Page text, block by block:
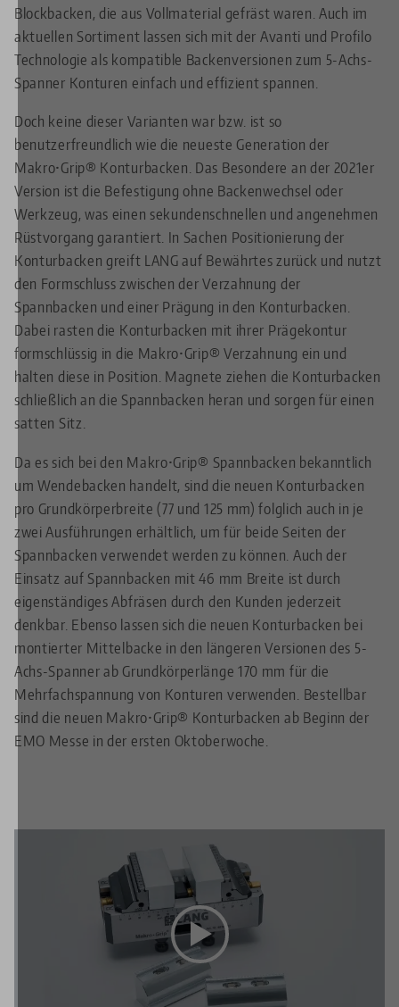
Blockbacken, die aus Vollmaterial gefräst waren. Auch im
aktuellen Sortiment lassen sich mit der Avanti und Profilo
Technologie als kompatible Backenversionen zum 5-Achs-
Spanner Konturen einfach und effizient spannen.
Doch keine dieser Varianten war bzw. ist so
benutzerfreundlich wie die neueste Generation der
Makro•Grip® Konturbacken. Das Besondere an der 2021er
Version ist die Befestigung ohne Backenwechsel oder
Werkzeug, was einen sekundenschnellen und angenehmen
Rüstvorgang garantiert. In Sachen Positionierung der
Konturbacken greift LANG auf Bewährtes zurück und nutzt
den Formschluss zwischen der Verzahnung der
Spannbacken und einer Prägung in den Konturbacken.
Dabei rasten die Konturbacken mit ihrer Prägekontur
formschlüssig in die Makro•Grip® Verzahnung ein und
halten diese in Position. Magnete ziehen die Konturbacken
schließlich an die Spannbacken heran und sorgen für einen
satten Sitz.
Da es sich bei den Makro•Grip® Spannbacken bekanntlich
um Wendebacken handelt, sind die neuen Konturbacken
pro Grundkörperbreite (77 und 125 mm) folglich auch in je
zwei Ausführungen erhältlich, um für beide Seiten der
Spannbacken verwendet werden zu können. Auch der
Einsatz auf Spannbacken mit 46 mm Breite ist durch
eigenständiges Abfräsen durch den Kunden jederzeit
denkbar. Ebenso lassen sich die neuen Konturbacken bei
montierter Mittelbacke in den längeren Versionen des 5-
Achs-Spanner ab Grundkörperlänge 170 mm für die
Mehrfachspannung von Konturen verwenden. Bestellbar
sind die neuen Makro•Grip® Konturbacken ab Beginn der
EMO Messe in der ersten Oktoberwoche.